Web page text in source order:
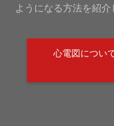
ようになる方法を紹介
心電図につい